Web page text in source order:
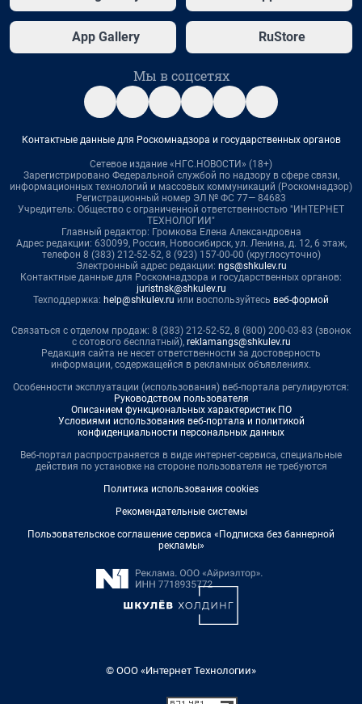
App Gallery RuStore
Мы в соцсетях
Контактные данные для Роскомнадзора и государственных органов
Сетевое издание «НГС.НОВОСТИ» (18+)
Зарегистрировано Федеральной службой по надзору в сфере связи,
информационных технологий и массовых коммуникаций (Роскомнадзор)
Регистрационный номер ЭЛ № ФС 77— 84683
Учредитель: Общество с ограниченной ответственностью "ИНТЕРНЕТ
ТЕХНОЛОГИИ"
Главный редактор: Громкова Елена Александровна
Адрес редакции: 630099, Россия, Новосибирск, ул. Ленина, д. 12, 6 этаж,
телефон 8 (383) 212-52-52, 8 (923) 157-00-00 (круглосуточно)
Электронный адрес редакции: ngs@shkulev.ru
Контактные данные для Роскомнадзора и государственных органов:
juristnsk@shkulev.ru
Техподдержка: help@shkulev.ru или воспользуйтесь веб-формой
Связаться с отделом продаж: 8 (383) 212-52-52, 8 (800) 200-03-83 (звонок
с сотового бесплатный), reklamangs@shkulev.ru
Редакция сайта не несет ответственности за достоверность
информации, содержащейся в рекламных объявлениях.
Особенности эксплуатации (использования) веб-портала регулируются:
Руководством пользователя
Описанием функциональных характеристик ПО
Условиями использования веб-портала и политикой
конфиденциальности персональных данных
Веб-портал распространяется в виде интернет-сервиса, специальные
действия по установке на стороне пользователя не требуются
Политика использования cookies
Рекомендательные системы
Пользовательское соглашение сервиса «Подписка без баннерной
рекламы»
© ООО «Интернет Технологии»